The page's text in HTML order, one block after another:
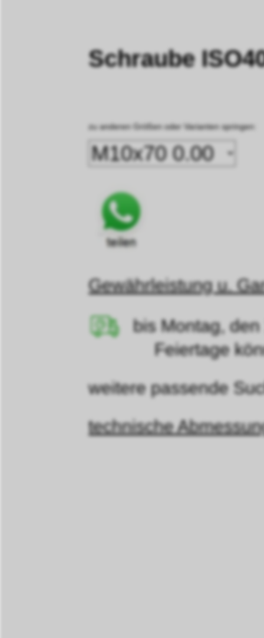
Schraube
zu anderen Größen oder Varianten springen:
Gewährleistung u.
bis Montag,
Feiertage
weitere passende
technische